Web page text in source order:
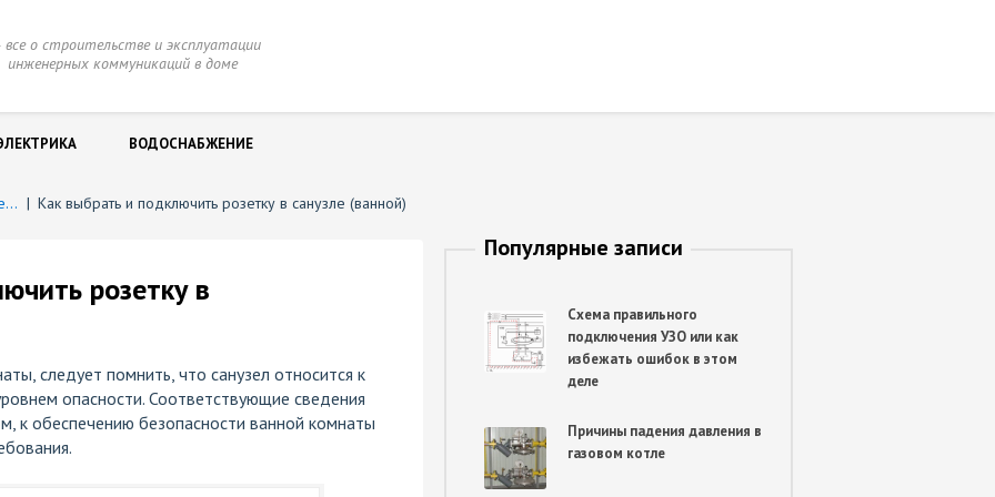
о строительстве и эксплуатации
коммуникаций в доме
ВОДОСНАБЖЕНИЕ
Розетки и выключатели | Как выбрать и подключить розетку в санузле (ванной)
розетку в
следует помнить, что санузел относится к
опасности. Соответствующие сведения
к обеспечению безопасности ванной комнаты
Популярные записи
Схема правильного
подключения УЗО или как
избежать ошибок в этом
деле
Причины падения давления в
газовом котле